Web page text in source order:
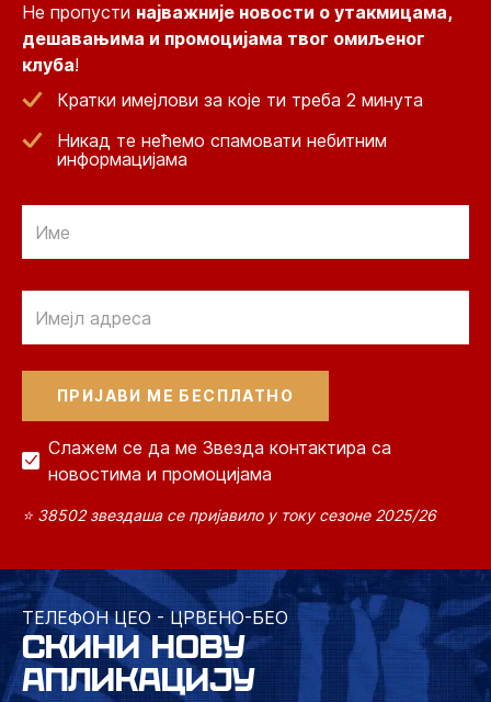
Не пропусти најважније новости о утакмицама,
дешавањима и промоцијама твог омиљеног
клуба!
Кратки имејлови за које ти треба 2 минута
Никад те нећемо спамовати небитним
информацијама
Слажем се да ме Звезда контактира са
новостима и промоцијама
⭐ 38502 звездаша се пријавило у току сезоне 2025/26
ТЕЛЕФОН ЦЕО - ЦРВЕНО-БЕО
СКИНИ НОВУ
АПЛИКАЦИЈУ